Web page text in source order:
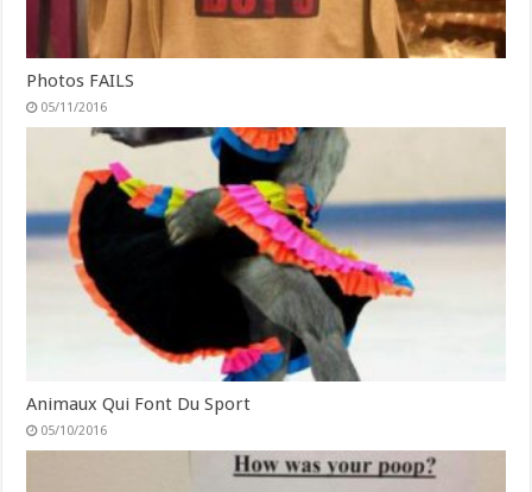
Photos FAILS
05/11/2016
Animaux Qui Font Du Sport
05/10/2016